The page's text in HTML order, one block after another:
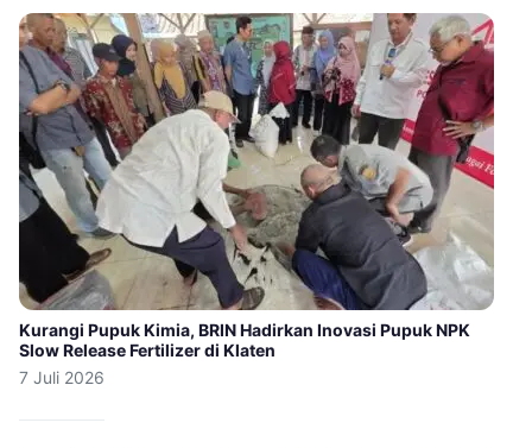
Kurangi Pupuk Kimia, BRIN Hadirkan Inovasi Pupuk NPK
Slow Release Fertilizer di Klaten
7 Juli 2026